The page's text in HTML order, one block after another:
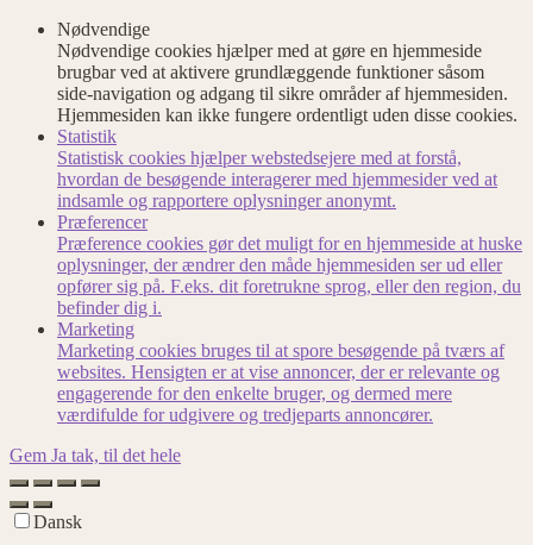
Nødvendige
Nødvendige cookies hjælper med at gøre en hjemmeside
brugbar ved at aktivere grundlæggende funktioner såsom
side-navigation og adgang til sikre områder af hjemmesiden.
Hjemmesiden kan ikke fungere ordentligt uden disse cookies.
Statistik
Statistisk cookies hjælper webstedsejere med at forstå,
hvordan de besøgende interagerer med hjemmesider ved at
indsamle og rapportere oplysninger anonymt.
Præferencer
Præference cookies gør det muligt for en hjemmeside at huske
oplysninger, der ændrer den måde hjemmesiden ser ud eller
opfører sig på. F.eks. dit foretrukne sprog, eller den region, du
befinder dig i.
Marketing
Marketing cookies bruges til at spore besøgende på tværs af
websites. Hensigten er at vise annoncer, der er relevante og
engagerende for den enkelte bruger, og dermed mere
værdifulde for udgivere og tredjeparts annoncører.
Gem Ja tak, til det hele
Dansk